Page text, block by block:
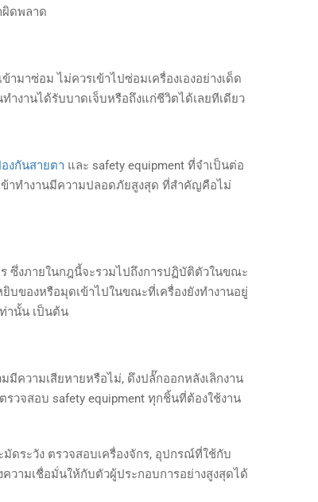
ผิดพลาด
มาซ่อม ไม่ควรเข้าไปซ่อมเครื่องเองอย่างเด็ด
ำงานได้รับบาดเจ็บหรือถึงแก่ชีวิตได้เลยทีเดียว
งกันสายตา และ safety equipment ที่จำเป็นต่อ
ข้าทำงานมีความปลอดภัยสูงสุด ที่สำคัญคือไม่
ซึ่งภายในกฎนี้จะรวมไปถึงการปฏิบัติตัวในขณะ
บของหรือมุดเข้าไปในขณะที่เครื่องยังทำงานอยู่
านั้น เป็นต้น
มีความเสียหายหรือไม่, ดึงปลั๊กออกหลังเลิกงาน
วจสอบ safety equipment ทุกชิ้นที่ต้องใช้งาน
ดระวัง ตรวจสอบเครื่องจักร, อุปกรณ์ที่ใช้กับ
วามเชื่อมั่นให้กับตัวผู้ประกอบการอย่างสูงสุดได้